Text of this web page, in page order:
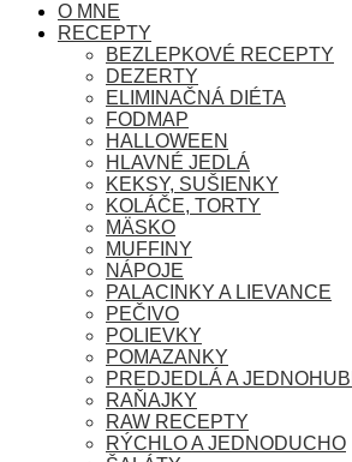
O MNE
RECEPTY
BEZLEPKOVÉ RECEPTY
DEZERTY
ELIMINAČNÁ DIÉTA
FODMAP
HALLOWEEN
HLAVNÉ JEDLÁ
KEKSY, SUŠIENKY
KOLÁČE, TORTY
MÄSKO
MUFFINY
NÁPOJE
PALACINKY A LIEVANCE
PEČIVO
POLIEVKY
POMAZANKY
PREDJEDLÁ A
RAŇAJKY
RAW RECEPTY
RÝCHLO A JEDNODUCHO